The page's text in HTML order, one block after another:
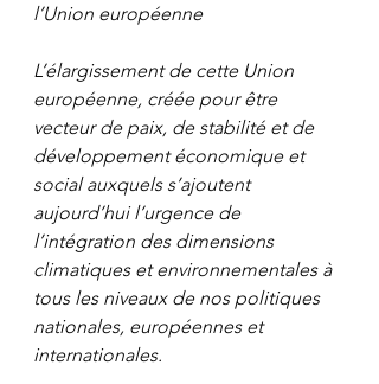
l’Union européenne
L’élargissement de cette Union
européenne, créée pour être
vecteur de paix, de stabilité et de
développement économique et
social auxquels s’ajoutent
aujourd’hui l’urgence de
l’intégration des dimensions
climatiques et environnementales à
tous les niveaux de nos politiques
nationales, européennes et
internationales.